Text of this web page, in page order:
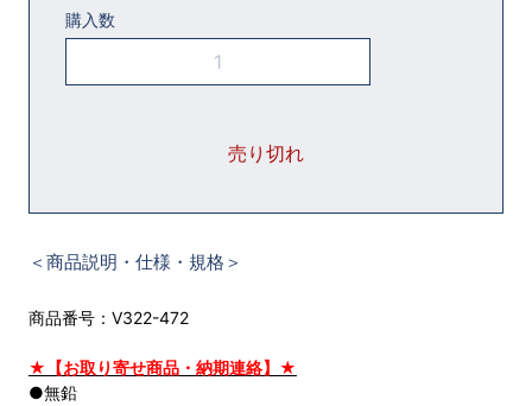
購入数
＜商品説明・仕様・規格＞
商品番号：V322-472
★【お取り寄せ商品・納期連絡】★
●無鉛